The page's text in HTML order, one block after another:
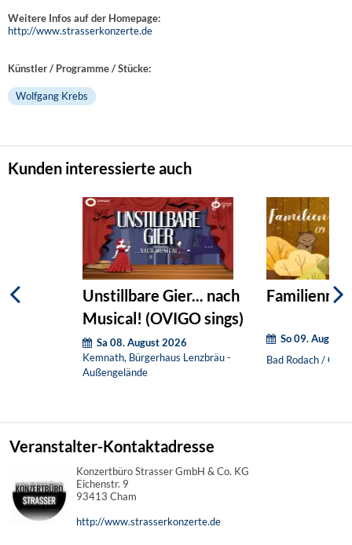
Weitere Infos auf der Homepage:
http://www.strasserkonzerte.de
Künstler / Programme / Stücke:
Wolfgang Krebs
Kunden interessierte auch
Unstillbare Gier... nach
Musical! (OVIGO sings)
Sa 08. August 2026
Kemnath, Bürgerhaus Lenzbräu -
Außengelände
So 09. August
Bad Rodach / OT
Veranstalter-Kontaktadresse
Konzertbüro Strasser GmbH & Co. KG
Eichenstr. 9
93413 Cham
http://www.strasserkonzerte.de